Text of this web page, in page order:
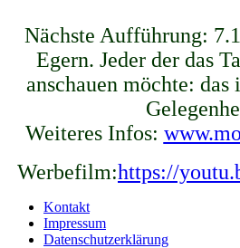
Nächste Aufführung:
Egern. Jeder der das
anschauen möchte:
Weiteres Infos:
Werbefilm:https://
Kontakt
Impressum
Datenschutzerklärung